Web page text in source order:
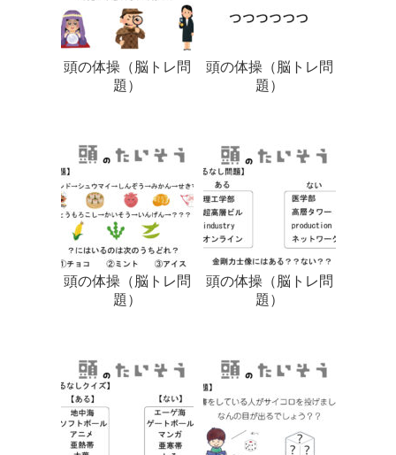
頭の体操（脳トレ問
題）
頭の体操（脳トレ問
題）
頭の体操（脳トレ問
題）
頭の体操（脳トレ問
題）